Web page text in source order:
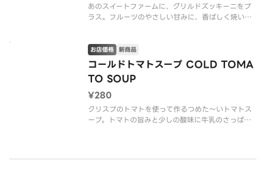
あのスイートファームに、グリルドズッキーニをプ
ラス。フルーツのやさしい甘みに、香ばしく焼いた
と深みが増した、大人な夏のスイートファームで
す。（v ヴィーガン）
※アレ
コールドトマトスープ COLD TOMA
TO SOUP
お店価格 新商品
¥280
クリスプのトマトを使って作るつめた〜いトマトス
ープ。トマトの旨みと少しの酸味に牛乳のさっぱり
※アレルゲン情報はCRISP SALAD WORKSの公式